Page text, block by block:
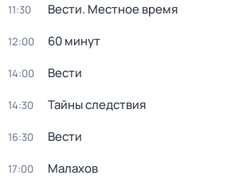
11:30 Вести. Местное время
12:00 60 минут
14:00 Вести
14:30 Тайны следствия
16:30 Вести
17:00 Малахов